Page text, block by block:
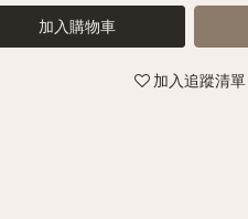
加入購物車
加入追蹤清單